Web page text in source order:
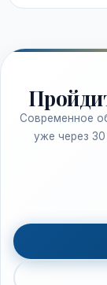
Современное
уже через